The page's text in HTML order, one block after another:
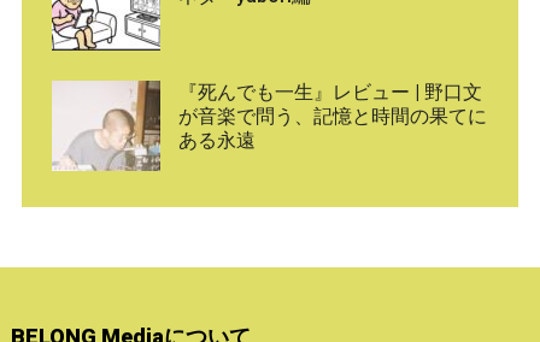
『死んでも一生』レビュー | 野口文
が音楽で問う、記憶と時間の果てに
ある永遠
BELONG Mediaについて